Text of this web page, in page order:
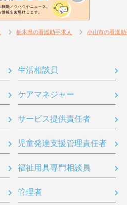
栃木県の看護助手求人 小山市の看護
生活相談員
ケアマネジャー
サービス提供責任者
児童発達支援管理責任者
福祉用具専門相談員
管理者